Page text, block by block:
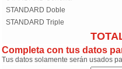
STANDARD Doble
STANDARD Triple
Completa con tus datos
Tus datos solamente serán usados